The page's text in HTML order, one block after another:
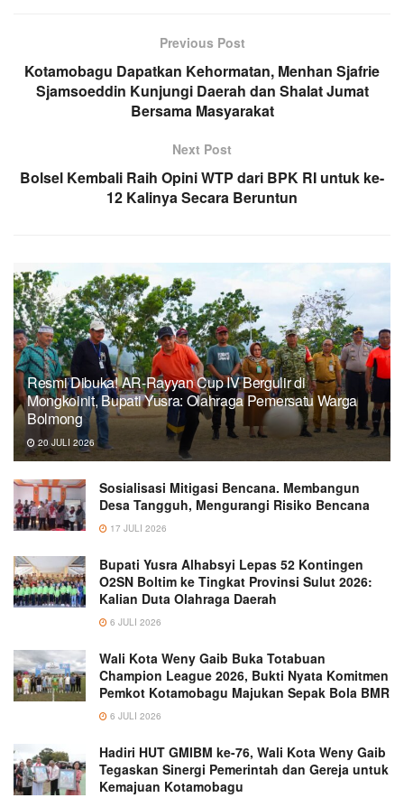
Previous Post
Kotamobagu Dapatkan Kehormatan, Menhan Sjafrie
Sjamsoeddin Kunjungi Daerah dan Shalat Jumat
Bersama Masyarakat
Next Post
Bolsel Kembali Raih Opini WTP dari BPK RI untuk ke-
12 Kalinya Secara Beruntun
Resmi Dibuka! AR-Rayyan Cup IV Bergulir di
Mongkoinit, Bupati Yusra: Olahraga Pemersatu Warga
Bolmong
20 JULI 2026
Sosialisasi Mitigasi Bencana. Membangun
Desa Tangguh, Mengurangi Risiko Bencana ‎
17 JULI 2026
Bupati Yusra Alhabsyi Lepas 52 Kontingen
O2SN Boltim ke Tingkat Provinsi Sulut 2026:
Kalian Duta Olahraga Daerah
6 JULI 2026
Wali Kota Weny Gaib Buka Totabuan
Champion League 2026, Bukti Nyata Komitmen
Pemkot Kotamobagu Majukan Sepak Bola BMR
6 JULI 2026
Hadiri HUT GMIBM ke-76, Wali Kota Weny Gaib
Tegaskan Sinergi Pemerintah dan Gereja untuk
Kemajuan Kotamobagu